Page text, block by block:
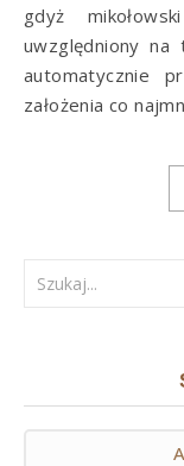
gdyż
uwzględniony
automatycznie
założenia co